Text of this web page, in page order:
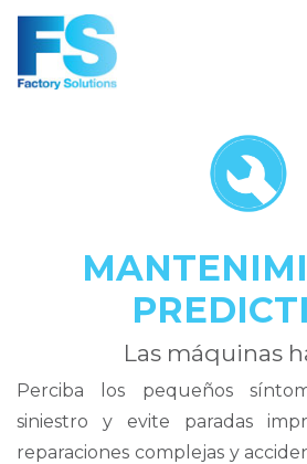
Las máquinas
Perciba los pequeños
siniestro y evite paradas
reparaciones complejas y